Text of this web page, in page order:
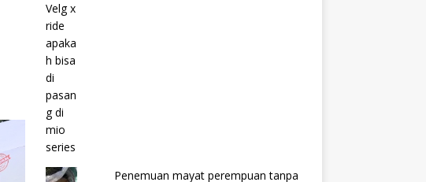
Penemuan mayat perempuan tanpa